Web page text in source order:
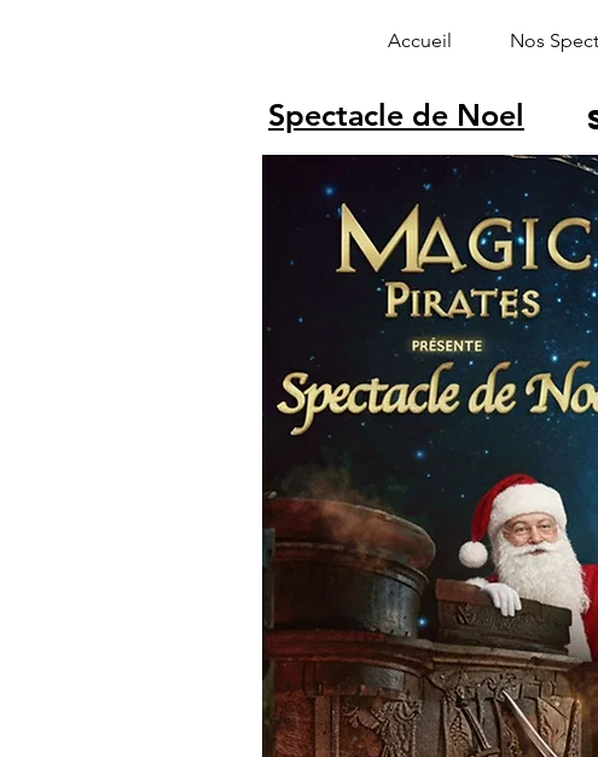
Accueil Nos
Spectacle de Noel
Alphonse le